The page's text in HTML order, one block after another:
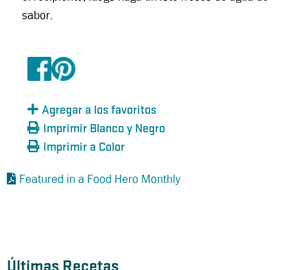
sabor.
Agregar a los favoritos
Imprimir Blanco y Negro
Imprimir a Color
Featured in a Food Hero Monthly